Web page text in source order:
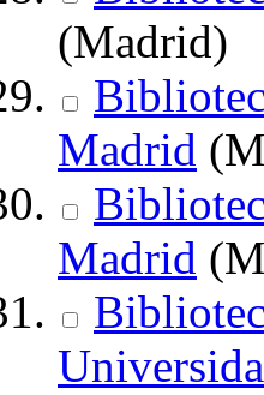
(Madrid)
Madrid
Madrid